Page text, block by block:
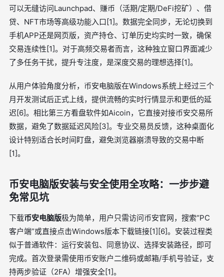
可以无缝访问Launchpad、赚币（活期/定期/DeFi挖矿）、借
贷、NFT市场等高级功能入口[1]。数据完全同步，无论切换到
手机APP还是网页版，资产持仓、订单历史均实时一致，确保
交易连续性[1]。对于高频交易者而言，这种独立窗口界面减少
了多任务干扰，提升专注度，是深度交易的理想选择[1]。
从用户体验角度分析，币安电脑版在Windows系统上经过三个
月开发测试后正式上线，提供流畅的实时行情显示和更低的延
迟[6]。相比第三方看盘软件如Aicoin，它直接对接币安交易所
数据，避免了数据延迟风险[3]。专业交易员反馈，这种桌面化
设计特别适合长时间盯盘，避免浏览器崩溃导致的交易中断
[1]。
币安电脑版安装与安全使用全攻略：一步步避
免常见坑
下载币安电脑版极为简单，用户只需访问币安官网，搜索“PC
客户端”或直接点击Windows版本下载链接[1][6]。安装过程类
似于普通软件：运行安装包、同意协议、选择安装路径，即可
完成。首次登录需使用币安账户二维码或邮箱/手机号验证，支
持两步验证（2FA）增强安全[1]。